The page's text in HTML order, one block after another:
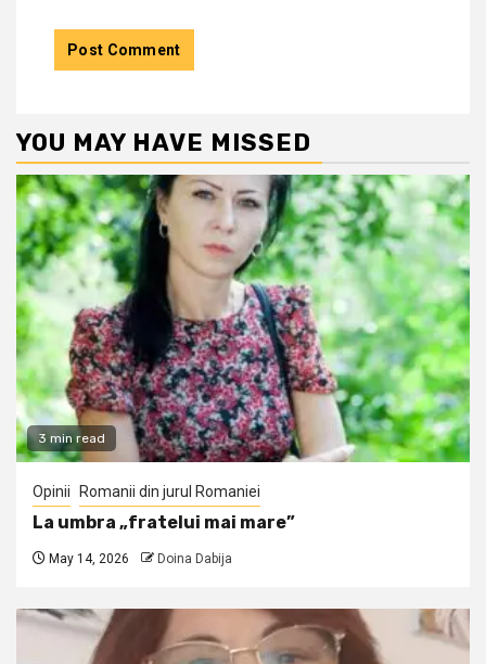
YOU MAY HAVE MISSED
3 min read
Opinii Romanii din jurul Romaniei
La umbra „fratelui mai mare”
May 14, 2026 Doina Dabija